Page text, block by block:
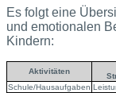
Es folgt eine
und emotionalen
Kindern:
Aktivitäten
Schule/Hausaufgaben